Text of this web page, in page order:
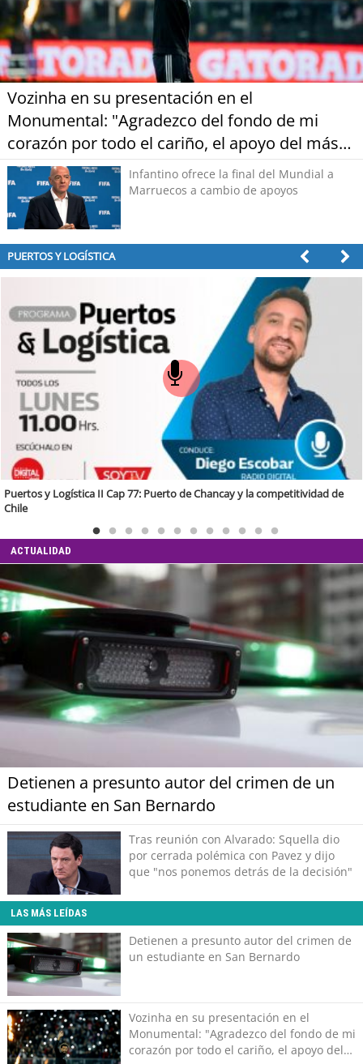
Vozinha en su presentación en el
Monumental: "Agradezco del fondo de mi
corazón por todo el cariño, el apoyo del más
grande de Chile"Infantino ofrece la final del Mundial a
Marruecos a cambio de apoyos
PUERTOS Y LOGÍSTICA
y la competitividad de
Puertos y Logística Cap. 5:La
ACTUALIDAD
Detienen a presunto autor del crimen de un
estudiante en San Bernardo
Tras reunión con Alvarado: Squella dio
por cerrada polémica con Pavez y dijo
que "nos ponemos detrás de la decisión"
LAS MÁS LEÍDAS
Detienen a presunto autor del crimen de
un estudiante en San Bernardo
Vozinha en su presentación en el
Monumental: "Agradezco del fondo de mi
corazón por todo el cariño, el apoyo del